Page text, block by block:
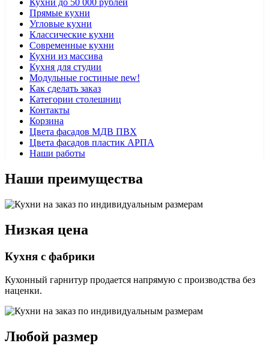
Кухни до 50 000 рублей
Прямые кухни
Угловые кухни
Классические кухни
Современные кухни
Кухни из массива
Кухня для студии
Модульные гостиные new!
Как сделать заказ
Категории столешниц
Контакты
Корзина
Цвета фасадов МДВ ПВХ
Цвета фасадов пластик АРПА
Наши работы
Наши преимущества
Низкая цена
Кухня с фабрики
Кухонный гарнитур продается напрямую с производства без
наценки.
Любой размер